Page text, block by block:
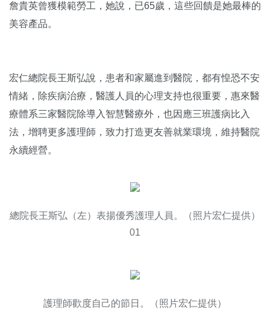
詹貴英曾獲模範勞工，她說，已65歲，這些回饋是她最棒的
美容產品。
宏仁總院長王斯弘說，患者和家屬進到醫院，都有惶恐不安
情緒，除疾病治療，醫護人員的心理支持也很重要，惠來醫
療體系三家醫院除導入智慧醫療外，也因應三班護病比入
法，增聘更多護理師，致力打造更友善就業環境，維持醫院
永續經營。
總院長王斯弘（左）表揚優秀護理人員。（照片宏仁提供）
01
護理師歡度自己的節日。（照片宏仁提供）